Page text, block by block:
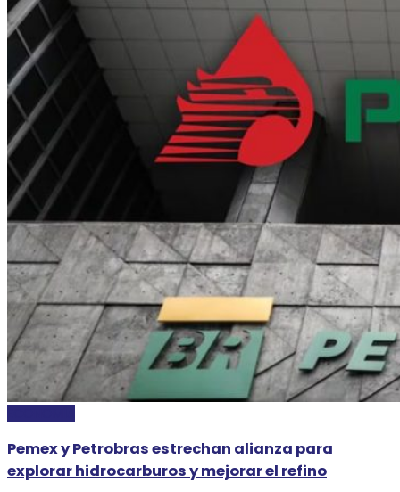
Pemex y Petrobras estrechan alianza para
explorar hidrocarburos y mejorar el refino